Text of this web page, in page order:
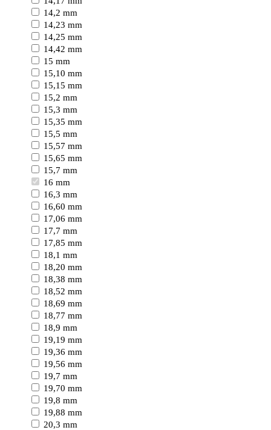
14,2 mm
14,23 mm
14,25 mm
14,42 mm
15 mm
15,10 mm
15,15 mm
15,2 mm
15,3 mm
15,35 mm
15,5 mm
15,57 mm
15,65 mm
15,7 mm
16 mm
16,3 mm
16,60 mm
17,06 mm
17,7 mm
17,85 mm
18,1 mm
18,20 mm
18,38 mm
18,52 mm
18,69 mm
18,77 mm
18,9 mm
19,19 mm
19,36 mm
19,56 mm
19,7 mm
19,70 mm
19,8 mm
19,88 mm
20,3 mm